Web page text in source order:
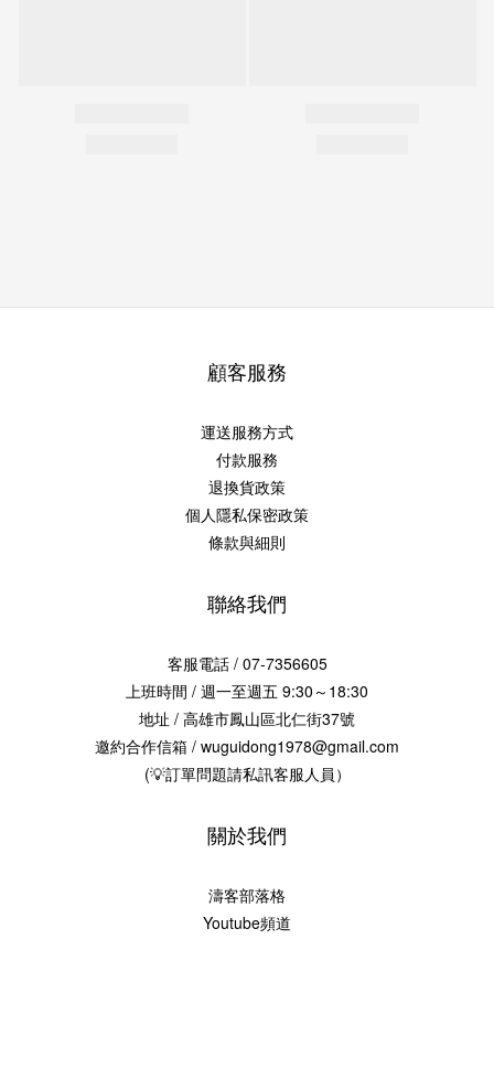
顧客服務
運送服務方式
付款服務
退換貨政策
個人隱私保密政策
條款與細則
聯絡我們
客服電話 / 07-7356605
上班時間 / 週一至週五 9:30～18:30
地址 / 高雄市鳳山區北仁街37號
邀約合作信箱 / wuguidong1978@gmail.com
(💡訂單問題請私訊客服人員）
關於我們
濤客部落格
Youtube頻道